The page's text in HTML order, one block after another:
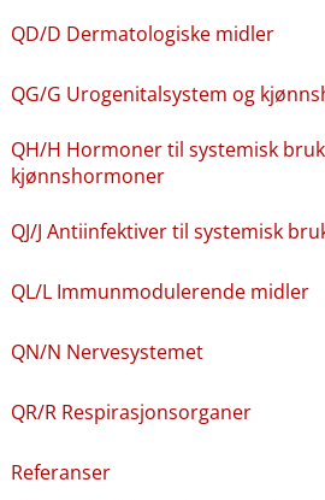
QD​/​D Dermatologiske midler
QG​/​G Urogenitalsystem og
QH​/​H Hormoner til systemisk
kjønnshormoner
QJ​/​J Antiinfektiver til systemisk
QL​/​L Immunmodulerende midler
QN​/​N Nervesystemet
QR​/​R Respirasjonsorganer
Referanser